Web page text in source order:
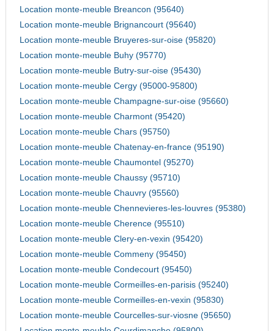
Location monte-meuble Breancon (95640)
Location monte-meuble Brignancourt (95640)
Location monte-meuble Bruyeres-sur-oise (95820)
Location monte-meuble Buhy (95770)
Location monte-meuble Butry-sur-oise (95430)
Location monte-meuble Cergy (95000-95800)
Location monte-meuble Champagne-sur-oise (95660)
Location monte-meuble Charmont (95420)
Location monte-meuble Chars (95750)
Location monte-meuble Chatenay-en-france (95190)
Location monte-meuble Chaumontel (95270)
Location monte-meuble Chaussy (95710)
Location monte-meuble Chauvry (95560)
Location monte-meuble Chennevieres-les-louvres (95380)
Location monte-meuble Cherence (95510)
Location monte-meuble Clery-en-vexin (95420)
Location monte-meuble Commeny (95450)
Location monte-meuble Condecourt (95450)
Location monte-meuble Cormeilles-en-parisis (95240)
Location monte-meuble Cormeilles-en-vexin (95830)
Location monte-meuble Courcelles-sur-viosne (95650)